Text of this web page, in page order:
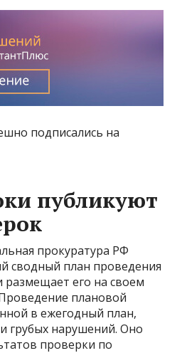
подписались на
публикуют
прокуратура РФ
сводный план проведения
его на своем
плановой
в ежегодный план,
грубых нарушений. Оно
проверки по